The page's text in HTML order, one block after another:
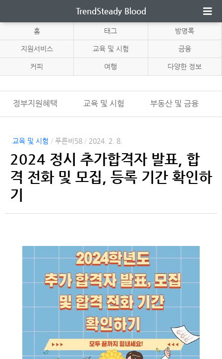
TrendSteady Blood
홈 태그 방명록
지원서비스 교육 및 시험 금융
커피 여행 다양한 정보
정부지원혜택 교육 및 시험 부동산 및 금융
교육 및 시험 / 푸른비58 / 2024. 2. 8.
2024 정시 추가합격자 발표, 합
격 전화 및 모집, 등록 기간 확인하
기